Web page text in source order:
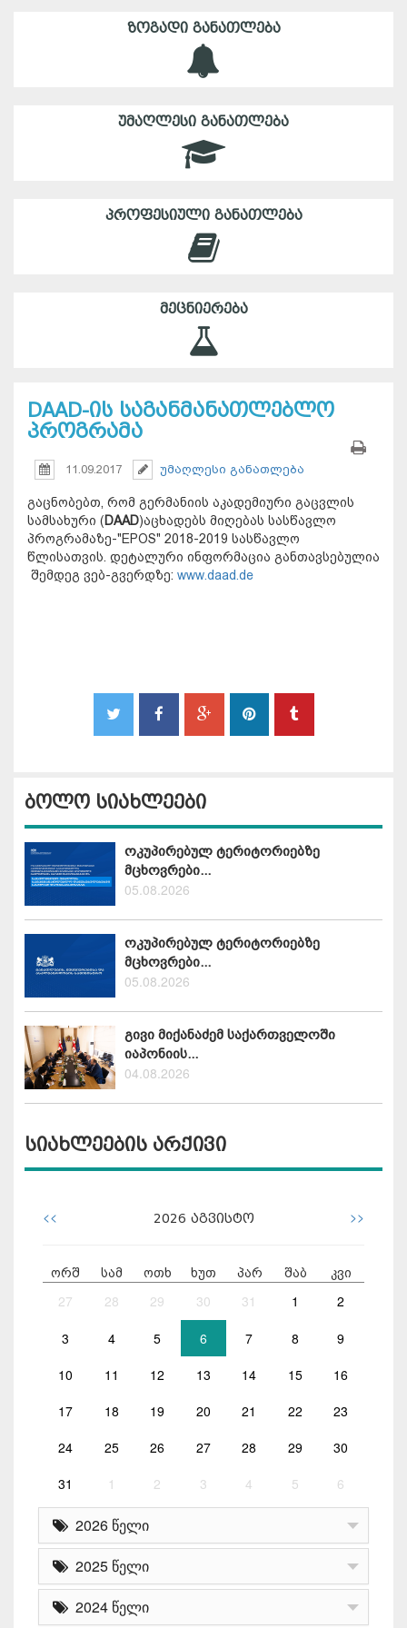
ᲖᲝᲒᲐᲓᲘ ᲒᲐᲜᲐᲗᲚᲔᲑᲐ
ᲣᲛᲐᲦᲚᲔᲡᲘ ᲒᲐᲜᲐᲗᲚᲔᲑᲐ
ᲞᲠᲝᲤᲔᲡᲘᲣᲚᲘ ᲒᲐᲜᲐᲗᲚᲔᲑᲐ
ᲛᲔᲪᲜᲘᲔᲠᲔᲑᲐ
DAAD-ის საგანმანათლებლო
პროგრამა
11.09.2017 უმაღლესი განათლება
გაცნობებთ, რომ გერმანიის აკადემიური გაცვლის
სამსახური (DAAD)აცხადებს მიღებას სასწავლო
პროგრამაზე-"EPOS" 2018-2019 სასწავლო
წლისათვის. დეტალური ინფორმაცია განთავსებულია
შემდეგ ვებ-გვერდზე: www.daad.de
ბოლო სიახლეები
ოკუპირებულ ტერიტორიებზე
მცხოვრები...
05.08.2026
ოკუპირებულ ტერიტორიებზე
მცხოვრები...
05.08.2026
გივი მიქანაძემ საქართველოში
იაპონიის...
04.08.2026
სიახლეების არქივი
<< 2026 აგვისტო >>
ორშ სამ ოთხ ხუთ პარ შაბ კვი
27 28 29 30 31 1 2
3 4 5 6 7 8 9
10 11 12 13 14 15 16
17 18 19 20 21 22 23
24 25 26 27 28 29 30
31 1 2 3 4 5 6
2026 წელი
2025 წელი
2024 წელი